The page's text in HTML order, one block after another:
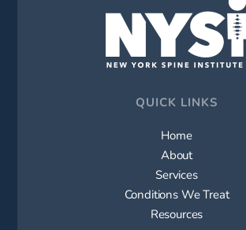
QUICK LINKS
Home
About
Services
Conditions We Treat
Resources